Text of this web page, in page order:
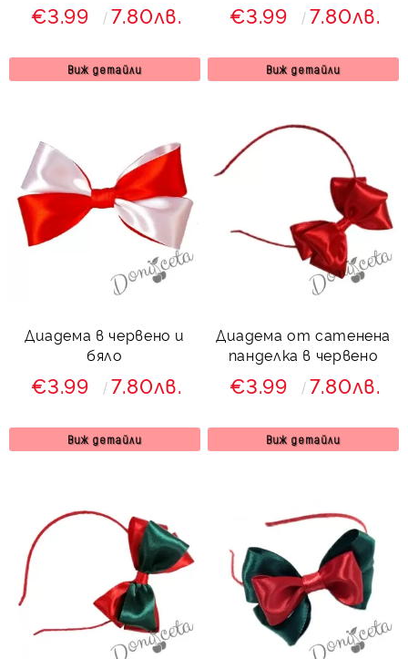
€3.99 7.80лв.
Виж детайли
€3.99 7.80лв.
Виж детайли
Диадема в червено и
бяло
€3.99 7.80лв.
Виж детайли
Диадема от сатенена
панделка в червено
€3.99 7.80лв.
Виж детайли